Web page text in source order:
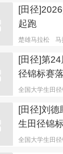
[田径
起跑
楚雄马拉松 马
[田径]第
径锦标赛
全国大学生田
[田径]刘
生田径锦
全国大学生田